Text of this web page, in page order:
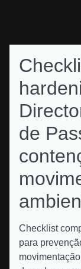
de
Checklist
para